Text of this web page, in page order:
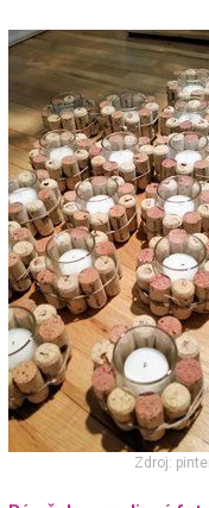
Zdroj: